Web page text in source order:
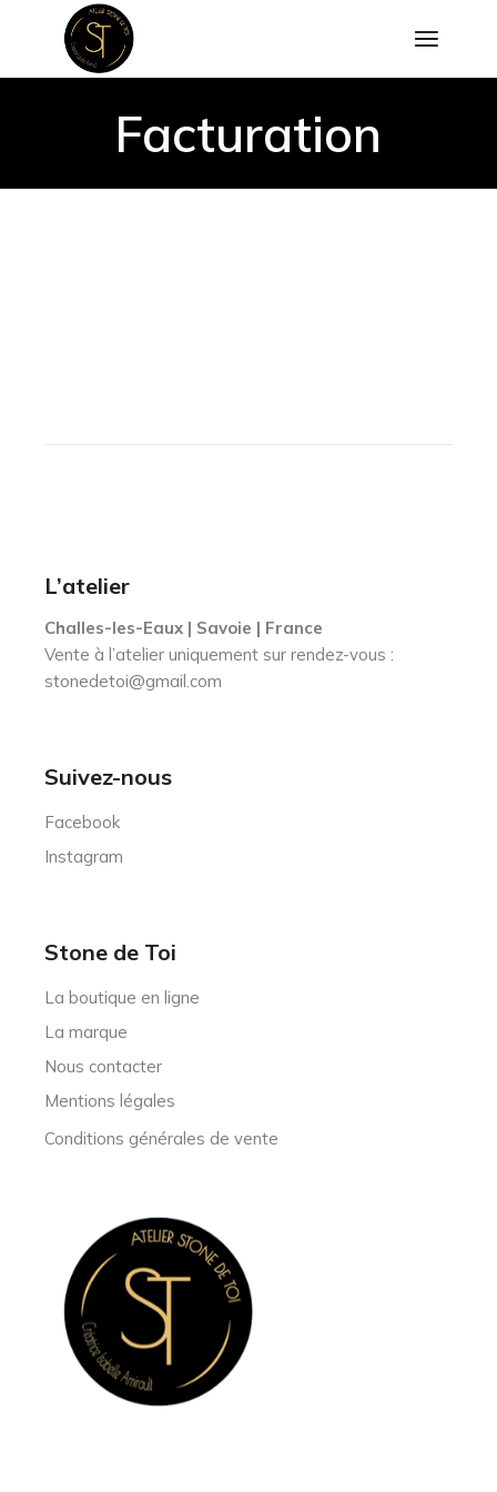
Facturation
L’atelier
Challes-les-Eaux | Savoie | France
Vente à l’atelier uniquement sur rendez-vous :
stonedetoi@gmail.com
Suivez-nous
Facebook
Instagram
Stone de Toi
La boutique en ligne
La marque
Nous contacter
Mentions légales
Conditions générales de vente